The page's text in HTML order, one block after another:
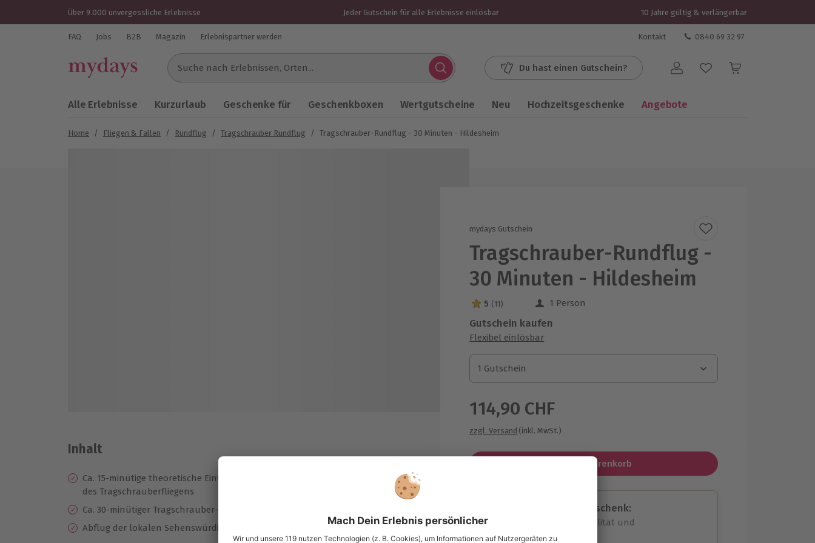
Über 9.000 unvergessliche Erlebnisse Jeder Gutschein für alle Erlebnisse einlösbar 10 Jahre gültig & verlängerbar
FAQ Jobs B2B Magazin Erlebnispartner werden Kontakt 0840 69 32 97
Suche nach Erlebnissen...
Du hast einen Gutschein? Benutzerkonto
Alle Erlebnisse Kurzurlaub Geschenke für Geschenkboxen Wertgutscheine Neu Hochzeitsgeschenke Angebote
Home / Fliegen & Fallen / Rundflug / Tragschrauber Rundflug / Tragschrauber-Rundflug - 30 Minuten - Hildesheim
mydays Gutschein
Tragschrauber-Rundflug -
30 Minuten - Hildesheim
5 Sterne von 5 aus 11 Bewertungen
5 (11) 1 Person
Gutschein kaufen
Flexibel einlösbar
1 Gutschein
1 Gutschein
1 Gutschein
114,90 CHF
zzgl. Versand (inkl. MwSt.)
In den Warenkorb
Immer das passende Geschenk:
Große Auswahl, volle Flexibilität und
maximale Sicherheit
Inhalt
Ca. 15-minütige theoretische Einweisung in die Sicherheit und in die Grundlagen
des Tragschrauberfliegens
Ca. 30-minütiger Tragschrauber-Rundflug mit einem MT-03
Abflug der lokalen Sehenswürdigkeiten